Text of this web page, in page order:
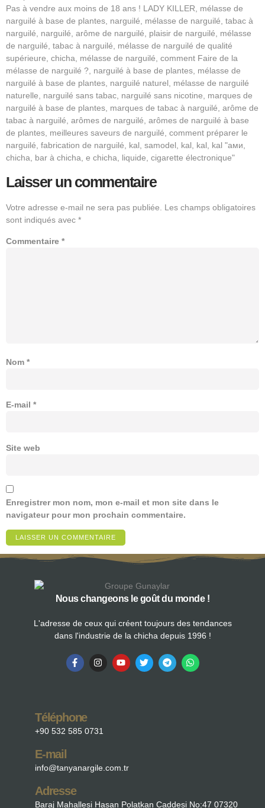
Pas à vendre aux moins de 18 ans ! LADY KILLER, mélasse de
narguilé à base de plantes, narguilé, mélasse de narguilé, tabac à
narguilé, narguilé, arôme de narguilé, plaisir de narguilé, mélasse
de narguilé, tabac à narguilé, mélasse de narguilé de qualité
supérieure, chicha, mélasse de narguilé, comment Faire de la
mélasse de narguilé ?, narguilé à base de plantes, mélasse de
narguilé à base de plantes, narguilé naturel, mélasse de narguilé
naturelle, narguilé sans tabac, narguilé sans nicotine, marques de
narguilé à base de plantes, marques de tabac à narguilé, arôme de
tabac à narguilé, arômes de narguilé, arômes de narguilé à base
de plantes, meilleures saveurs de narguilé, comment préparer le
narguilé, fabrication de narguilé, kal, samodel, kal, kal, kal "ами,
chicha, bar à chicha, e chicha, liquide, cigarette électronique"
Laisser un commentaire
Votre adresse e-mail ne sera pas publiée.
Les champs obligatoires
sont indiqués avec *
Commentaire *
Nom *
E-mail *
Site web
Enregistrer mon nom, mon e-mail et mon site dans le
navigateur pour mon prochain commentaire.
Nous changeons le goût du monde !
L'adresse de ceux qui créent toujours des tendances
dans l'industrie de la chicha depuis 1996 !
Téléphone
+90 532 585 0731
E-mail
info@tanyanargile.com.tr
Adresse
Baraj Mahallesi Hasan Polatkan Caddesi No:47 07320